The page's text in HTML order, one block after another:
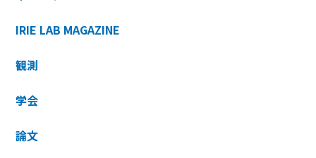
IRIE LAB MAGAZINE
観測
学会
論文